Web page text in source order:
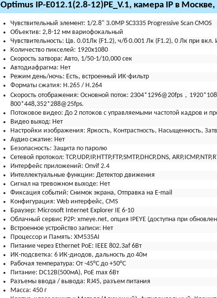
Optimus IP-E012.1(2.8-12)PE_V.1, камера IP в Москве,
Чувствительный элемент: 1/2.8" 3.0MP SC3335 Progressive Scan CMOS
Объектив: 2,8-12 мм вариофокальный
Чувствительность: Цв. 0.01Лк (F1.2), ч/б 0.001 Лк (F1.2), 0 Лк при вкл.
Количество пикселей: 1920x1080
Скорость затвора: Авто, 1/50-1/10,000 сек
Автодиафрагма: Нет
Режим день/ночь: Есть, встроенный ИК-фильтр
Форматы сжатия: H.265 / H.264
Скорость отображения: Основной поток: 2304*1296@20fps，
800*448,352*288@25fps.
Потоковое видео: До 2 потоков с управляемыми частотой кадров и
Видео выход: Нет
Настройки изображения: Яркость, Контрастность, Насыщенность,
Аудио сжатие: Нет
Безопасность: Защита по паролю
Сетевой протокол: TCP,UDP,IP,HTTP,FTP,SMTP,DHCP,DNS,
Интерфейс приложений: Onvif 2.4
Интеллектуальные функции: Детектор движения
Сигнал на тревожном выходе: Нет
Фиксация событий: Снимок экрана, Отправка на E-mail
Конфигурация: Web интерфейс, CMS
Браузер: Microsoft Internet Explorer IE 6-10
Облачный сервис P2P: xmeye.net, опция IPEYE (доступна при
Встроенное устройство записи: Нет
Процессор и Память: XM535AI
Питание через Ethernet PoE: IEEE 802.3af 6Вт
ИК-подсветка: 6 ИК-диодов, дальность до 40м
Рабочая температура: От -45°С до +50°С
Питание: DC12В(500мА), PoE max 6Вт
Разъемы ввода / вывода: RJ45, разъем питания
Масса: 450 г